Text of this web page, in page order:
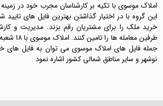
املاک موسوی با تکیه بر کارشناسان مجرب خود در
این گروه با در اختیار گذاشتن بهترین فایل های
خرید ملک را برای مشتریان رقم بزند. مدیریت و
طرفین
جمله فایل های املاک موسوی می توان به فایل های
نوشهر و سایر مناطق شمالی کشور اشاره نمود